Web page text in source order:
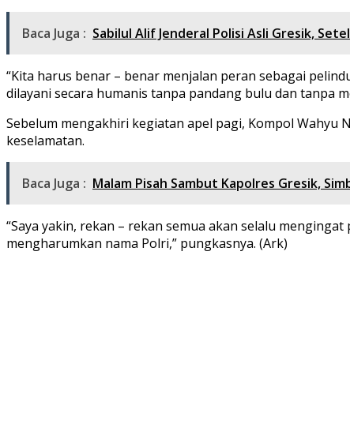
Baca Juga : Sabilul Alif Jenderal Polisi Asli Gresik,
“Kita harus benar – benar menjalan peran sebagai
dilayani secara humanis tanpa pandang bulu dan tanpa
Sebelum mengakhiri kegiatan apel pagi, Kompol Wahyu
keselamatan.
Baca Juga : Malam Pisah Sambut Kapolres Gresik,
“Saya yakin, rekan – rekan semua akan selalu
mengharumkan nama Polri,” pungkasnya. (Ark)